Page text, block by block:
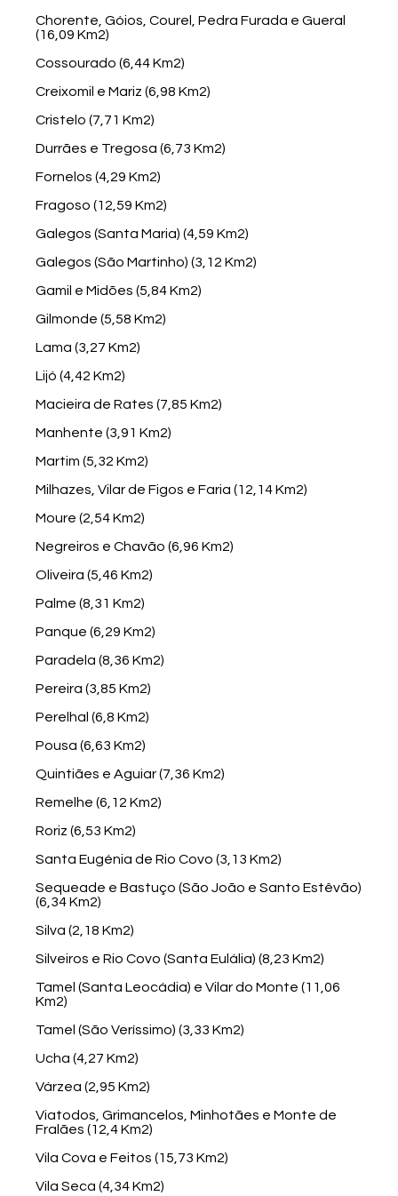
Chorente, Góios, Courel, Pedra Furada e Gueral
(16,09 Km2)
Cossourado (6,44 Km2)
Creixomil e Mariz (6,98 Km2)
Cristelo (7,71 Km2)
Durrães e Tregosa (6,73 Km2)
Fornelos (4,29 Km2)
Fragoso (12,59 Km2)
Galegos (Santa Maria) (4,59 Km2)
Galegos (São Martinho) (3,12 Km2)
Gamil e Midões (5,84 Km2)
Gilmonde (5,58 Km2)
Lama (3,27 Km2)
Lijó (4,42 Km2)
Macieira de Rates (7,85 Km2)
Manhente (3,91 Km2)
Martim (5,32 Km2)
Milhazes, Vilar de Figos e Faria (12,14 Km2)
Moure (2,54 Km2)
Negreiros e Chavão (6,96 Km2)
Oliveira (5,46 Km2)
Palme (8,31 Km2)
Panque (6,29 Km2)
Paradela (8,36 Km2)
Pereira (3,85 Km2)
Perelhal (6,8 Km2)
Pousa (6,63 Km2)
Quintiães e Aguiar (7,36 Km2)
Remelhe (6,12 Km2)
Roriz (6,53 Km2)
Santa Eugénia de Rio Covo (3,13 Km2)
Sequeade e Bastuço (São João e Santo Estêvão)
(6,34 Km2)
Silva (2,18 Km2)
Silveiros e Rio Covo (Santa Eulália) (8,23 Km2)
Tamel (Santa Leocádia) e Vilar do Monte (11,06
Km2)
Tamel (São Veríssimo) (3,33 Km2)
Ucha (4,27 Km2)
Várzea (2,95 Km2)
Viatodos, Grimancelos, Minhotães e Monte de
Fralães (12,4 Km2)
Vila Cova e Feitos (15,73 Km2)
Vila Seca (4,34 Km2)